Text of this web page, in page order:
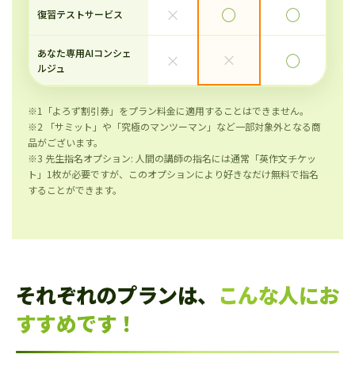
復習テストサービス × ◯ ◯
あなた専用AIコンシェ
ルジュ
× × ◯
※1「よろず割引券」をプラン料金に適用することはできません。
※2 「サミット」や「究極のマンツーマン」など一部対象外となる商
品がございます。
※3 先生指名オプション: 人間の講師の指名には通常「英作文チケッ
ト」1枚が必要ですが、このオプションにより好きなだけ無料で指名
することができます。
それぞれのプランは、 こんな人にお
すすめです！